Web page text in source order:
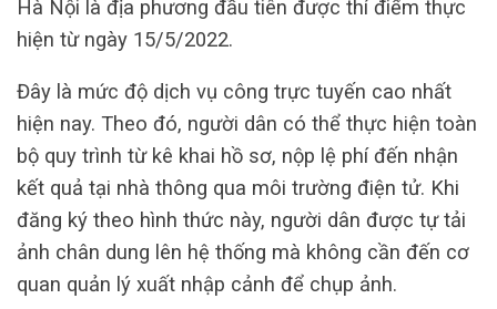
Hà Nội là địa phương đầu tiên được thí điểm thực
hiện từ ngày 15/5/2022.
Đây là mức độ dịch vụ công trực tuyến cao nhất
hiện nay. Theo đó, người dân có thể thực hiện toàn
bộ quy trình từ kê khai hồ sơ, nộp lệ phí đến nhận
kết quả tại nhà thông qua môi trường điện tử. Khi
đăng ký theo hình thức này, người dân được tự tải
ảnh chân dung lên hệ thống mà không cần đến cơ
quan quản lý xuất nhập cảnh để chụp ảnh.